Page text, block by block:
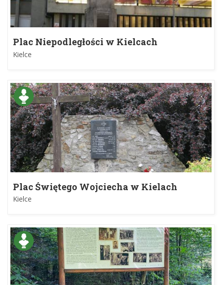
Plac Niepodległości w Kielcach
Kielce
Plac Świętego Wojciecha w Kielach
Kielce